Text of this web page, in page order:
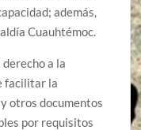
además,
Cuauhtémoc.
a la
facilitar la
otros documentos
por requisitos